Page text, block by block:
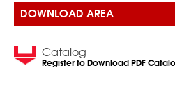
DOWNLOAD AREA
Catalog
Register to Download PDF